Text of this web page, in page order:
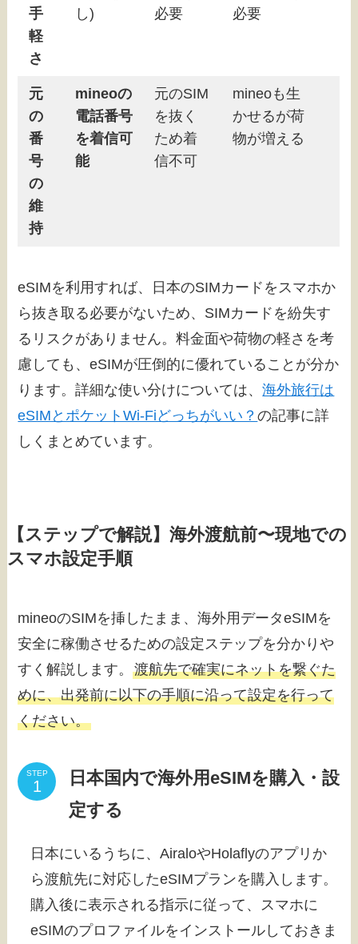
手
軽
さ
し)
必要
必要
元
の
番
号
の
維
持
mineoの
電話番号
を着信可
能
元のSIM
を抜く
ため着
信不可
mineoも生
かせるが荷
物が増える
eSIMを利用すれば、日本のSIMカードをスマホか
ら抜き取る必要がないため、SIMカードを紛失す
るリスクがありません。料金面や荷物の軽さを考
慮しても、eSIMが圧倒的に優れていることが分か
ります。詳細な使い分けについては、海外旅行は
eSIMとポケットWi-Fiどっちがいい？の記事に詳
しくまとめています。
【ステップで解説】海外渡航前〜現地での
スマホ設定手順
mineoのSIMを挿したまま、海外用データeSIMを
安全に稼働させるための設定ステップを分かりや
すく解説します。渡航先で確実にネットを繋ぐた
めに、出発前に以下の手順に沿って設定を行って
ください。
STEP
日本国内で海外用eSIMを購入・設
定する
日本にいるうちに、AiraloやHolaflyのアプリか
ら渡航先に対応したeSIMプランを購入します。
購入後に表示される指示に従って、スマホに
eSIMのプロファイルをインストールしておきま